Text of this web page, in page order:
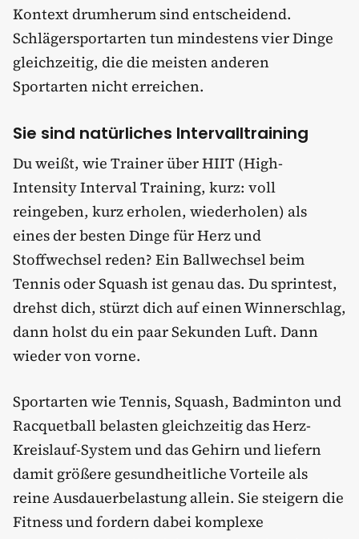
Kontext drumherum sind entscheidend.
Schlägersportarten tun mindestens vier Dinge
gleichzeitig, die die meisten anderen
Sportarten nicht erreichen.
Sie sind natürliches Intervalltraining
Du weißt, wie Trainer über HIIT (High-
Intensity Interval Training, kurz: voll
reingeben, kurz erholen, wiederholen) als
eines der besten Dinge für Herz und
Stoffwechsel reden? Ein Ballwechsel beim
Tennis oder Squash ist genau das. Du sprintest,
drehst dich, stürzt dich auf einen Winnerschlag,
dann holst du ein paar Sekunden Luft. Dann
wieder von vorne.
Sportarten wie Tennis, Squash, Badminton und
Racquetball belasten gleichzeitig das Herz-
Kreislauf-System und das Gehirn und liefern
damit größere gesundheitliche Vorteile als
reine Ausdauerbelastung allein. Sie steigern die
Fitness und fordern dabei komplexe